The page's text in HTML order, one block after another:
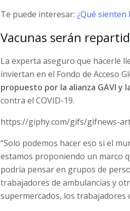
Te puede interesar: ¿Qué sienten
Vacunas serán
La experta aseguro que hacerle
inviertan en el Fondo de Acceso
propuesto por la alianza GAVI y
contra el COVID-19.
https://giphy.com/gifs/gifnews-
“Solo podemos hacer eso si el
estamos proponiendo un marco
podría pensar en grupos de
trabajadores de ambulancias y
supermercados, los trabajadores